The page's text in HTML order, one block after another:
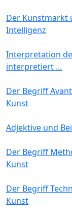
Der Kunstmarkt
Intelligenz
Interpretation
interpretiert ...
Der Begriff
Kunst
Adjektive und
Der Begriff
Kunst
Der Begriff
Kunst